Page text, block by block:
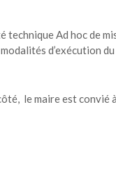
technique Ad hoc de
d’exécution
le maire est convié